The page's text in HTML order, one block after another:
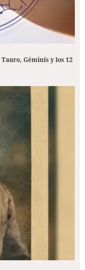
Géminis y los 12